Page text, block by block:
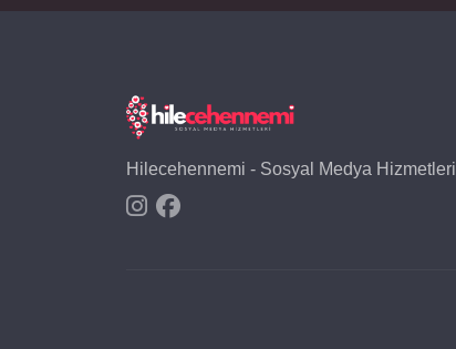
Hilecehennemi - Sosyal Medya Hizmetleri